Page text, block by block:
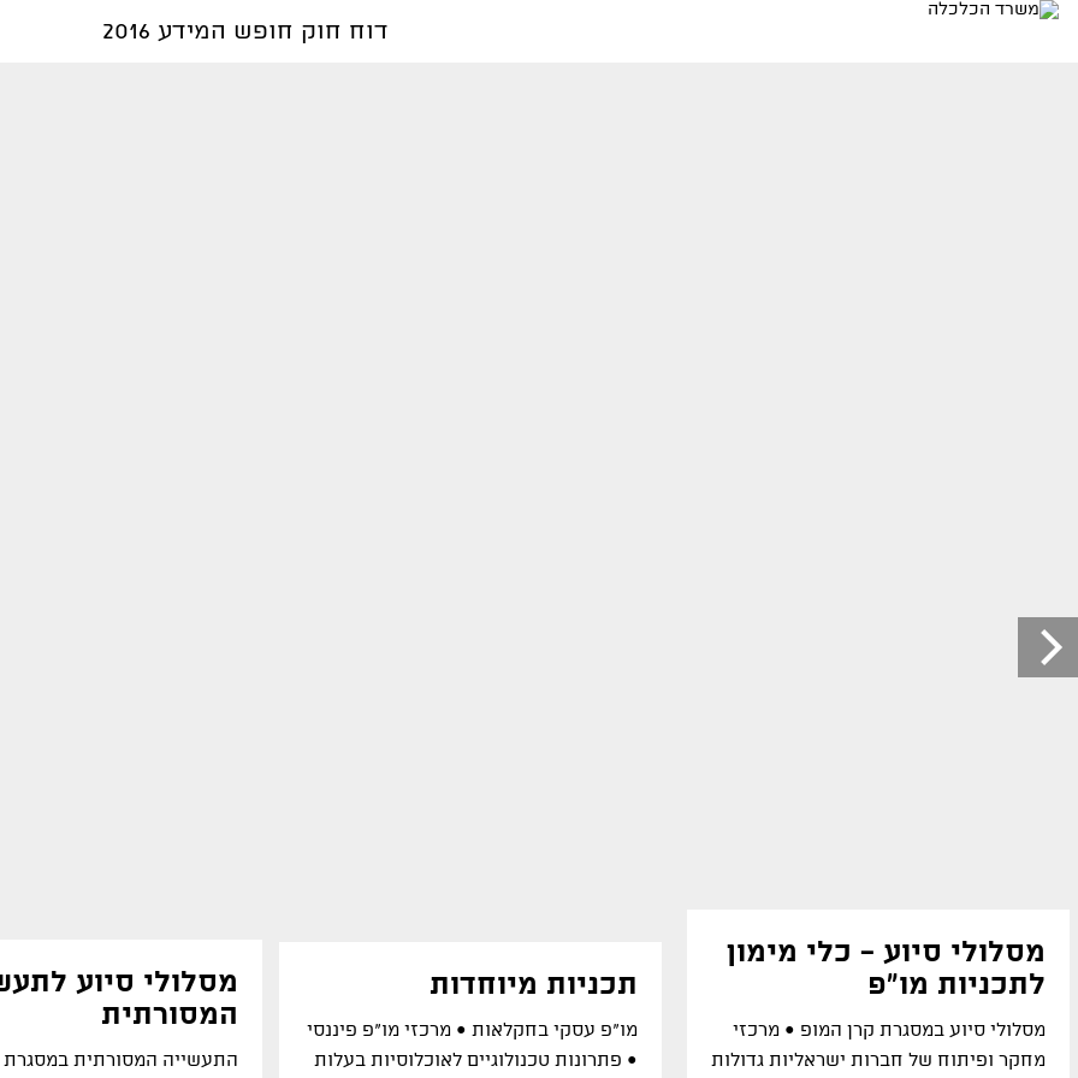
דוח חוק חופש המידע 2016
מסלולי סיוע - כלי מימון
לתכניות מו"פ
מסלולי סיוע במסגרת קרן המופ ● מרכזי
מחקר ופיתוח של חברות ישראליות גדולות
תכניות מיוחדות
מו"פ עסקי בחקלאות ● מרכזי מו"פ פיננסי
● פתרונות טכנולוגיים לאוכלוסיות בעלות
מסלולי סיוע
המסורתית
התעשייה המסורתית במסגרת